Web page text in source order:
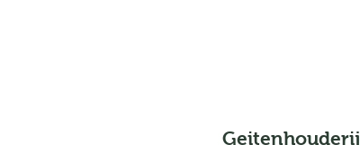
Geitenhouderij